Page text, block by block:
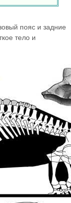
пояс и задние
тело и